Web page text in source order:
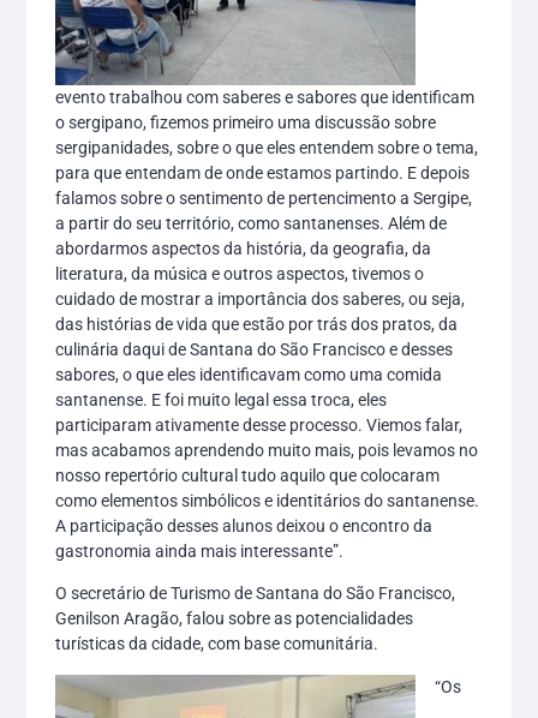
evento trabalhou com saberes e sabores que identificam
o sergipano, fizemos primeiro uma discussão sobre
sergipanidades, sobre o que eles entendem sobre o tema,
para que entendam de onde estamos partindo. E depois
falamos sobre o sentimento de pertencimento a Sergipe,
a partir do seu território, como santanenses. Além de
abordarmos aspectos da história, da geografia, da
literatura, da música e outros aspectos, tivemos o
cuidado de mostrar a importância dos saberes, ou seja,
das histórias de vida que estão por trás dos pratos, da
culinária daqui de Santana do São Francisco e desses
sabores, o que eles identificavam como uma comida
santanense. E foi muito legal essa troca, eles
participaram ativamente desse processo. Viemos falar,
mas acabamos aprendendo muito mais, pois levamos no
nosso repertório cultural tudo aquilo que colocaram
como elementos simbólicos e identitários do santanense.
A participação desses alunos deixou o encontro da
gastronomia ainda mais interessante”.
O secretário de Turismo de Santana do São Francisco,
Genilson Aragão, falou sobre as potencialidades
turísticas da cidade, com base comunitária.
“Os